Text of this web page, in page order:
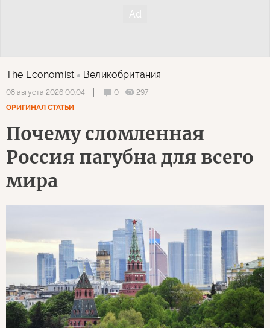
The Economist Великобритания
08 августа 2026 00:04 0
297
ОРИГИНАЛ СТАТЬИ
Почему сломленная
Россия пагубна для всего
мира